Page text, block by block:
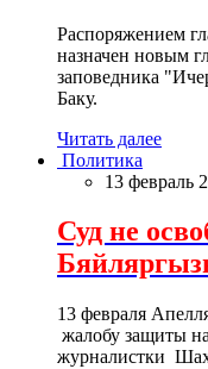
Распоряжением
назначен новым
заповедника
Баку.
Читать далее
Политика
13 февраль
Суд не
13 февраля
жалобу защиты
журналистки